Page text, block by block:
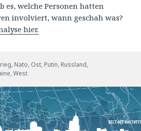
es, welche Personen hatten
involviert, wann geschah was?
hier.
, Nato, Ost, Putin, Russland,
,West